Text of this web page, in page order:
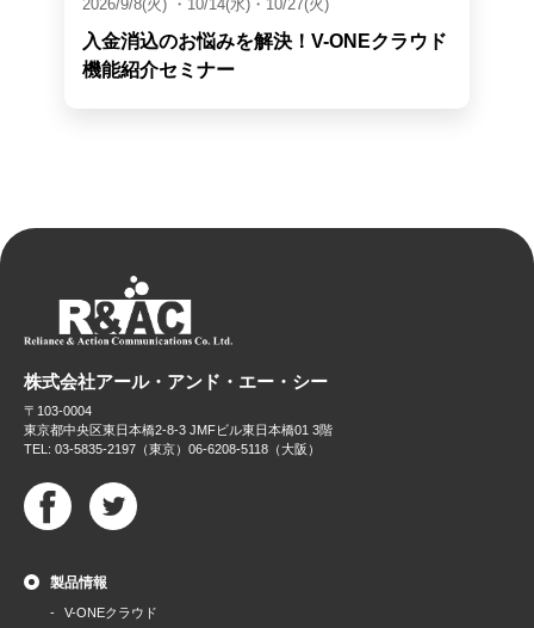
2026/9/8(火) ・10/14(水)・10/27(火)
入金消込のお悩みを解決！V-ONEクラウド
機能紹介セミナー
株式会社アール・アンド・エー・シー
〒103-0004
東京都中央区東日本橋2-8-3 JMFビル東日本橋01 3階
TEL: 03-5835-2197（東京）06-6208-5118（大阪）
製品情報
V-ONEクラウド